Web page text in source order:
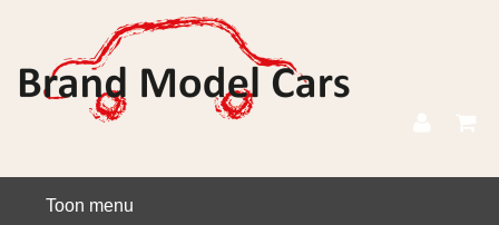
Toon menu